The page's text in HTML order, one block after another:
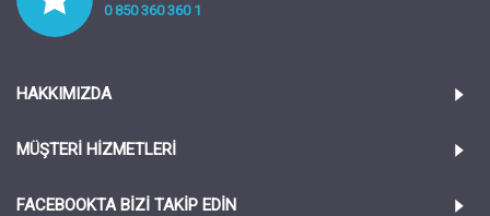
0 850 360 360 1
HAKKIMIZDA
MÜŞTERİ HİZMETLERİ
FACEBOOKTA BIZI TAKIP EDIN